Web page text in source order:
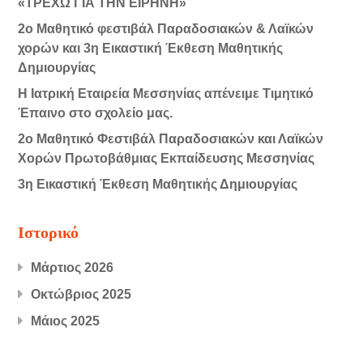
2ο Μαθητικό φεστιβάλ Παραδοσιακών & Λαϊκών
χορών και 3η Εικαστική Έκθεση Μαθητικής
Δημιουργίας
Η Ιατρική Εταιρεία Μεσσηνίας απένειμε Τιμητικό
Έπαινο στο σχολείο μας.
2ο Μαθητικό Φεστιβάλ Παραδοσιακών και Λαϊκών
Χορών Πρωτοβάθμιας Εκπαίδευσης Μεσσηνίας
3η Εικαστική Έκθεση Μαθητικής Δημιουργίας
Ιστορικό
Μάρτιος 2026
Οκτώβριος 2025
Μάιος 2025